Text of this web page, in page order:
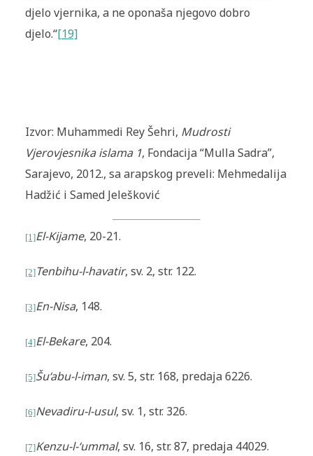
djelo vjernika, a ne oponaša njegovo dobro
djelo.“[19]
Izvor: Muhammedi Rey Šehri, Mudrosti
Vjerovjesnika islama 1, Fondacija “Mulla Sadra”,
Sarajevo, 2012., sa arapskog preveli: Mehmedalija
Hadžić i Samed Jelešković
[1]El-Kijame, 20-21.
[2]Tenbihu-l-havatir, sv. 2, str. 122.
[3]En-Nisa, 148.
[4]El-Bekare, 204.
[5]Šu‘abu-l-iman, sv. 5, str. 168, predaja 6226.
[6]Nevadiru-l-usul, sv. 1, str. 326.
[7]Kenzu-l-‘ummal, sv. 16, str. 87, predaja 44029.